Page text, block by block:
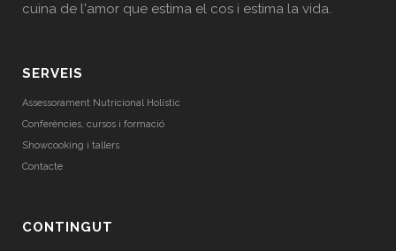
cuina de l'amor que estima el cos i estima la vida.
SERVEIS
Assessorament Nutricional Holístic
Conferències, cursos i formació
Showcooking i tallers
Contacte
CONTINGUT